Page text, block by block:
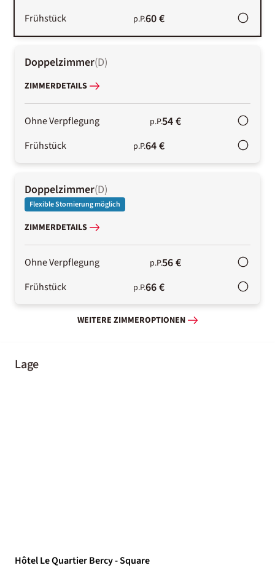
Frühstück p.P.60 €
Doppelzimmer(D)
ZIMMERDETAILS
Ohne Verpflegung p.P.54 €
Frühstück p.P.64 €
Doppelzimmer(D)
Flexible Stornierung möglich
ZIMMERDETAILS
Ohne Verpflegung p.P.56 €
Frühstück p.P.66 €
WEITERE ZIMMEROPTIONEN
Lage
Hôtel Le Quartier Bercy - Square